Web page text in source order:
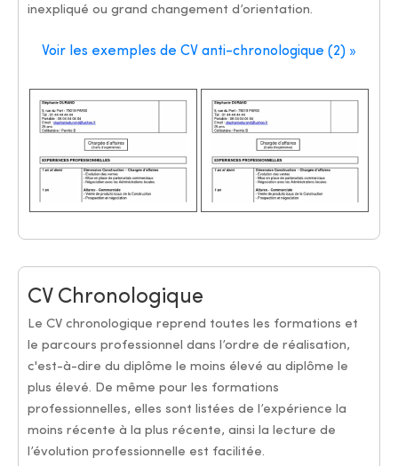
inexpliqué ou grand changement d’orientation.
Voir les exemples de CV anti-chronologique (2) »
CV Chronologique
Le CV chronologique reprend toutes les formations et
le parcours professionnel dans l’ordre de réalisation,
c'est-à-dire du diplôme le moins élevé au diplôme le
plus élevé. De même pour les formations
professionnelles, elles sont listées de l’expérience la
moins récente à la plus récente, ainsi la lecture de
l’évolution professionnelle est facilitée.